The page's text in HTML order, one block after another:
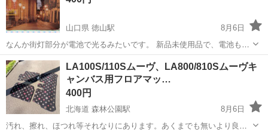
山口県 徳山駅
8月6日
なんか街灯部分が電池で光るみたいです。 新品未使用品で、電池も付
けます。
山口 周南市
LA100S/110Sムーヴ、LA800/810Sムーヴキ
ャンバス用フロアマッ…
400円
北海道 森林公園駅
8月6日
汚れ、擦れ、ほつれ等それなりにあります。あくまでも無いより良い